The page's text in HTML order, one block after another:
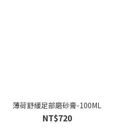
薄荷舒緩足部磨砂膏-100ML
NT$720